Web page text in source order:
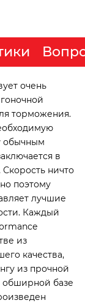
очень
торможения.
обычным
в
ничто
поэтому
лучшие
Каждый
из
качества,
из прочной
базе